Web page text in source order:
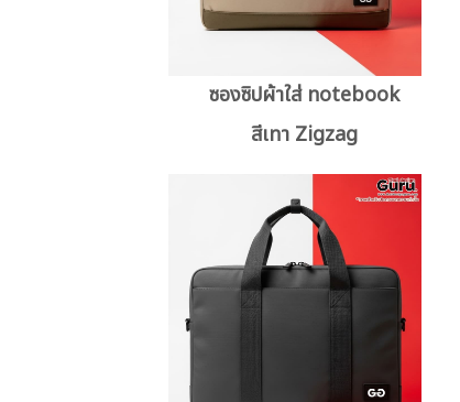
ซองซิปผ้าใส่ notebook
สีเทา Zigzag